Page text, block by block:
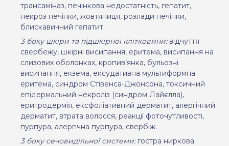
трансаміназ, печінкова недостатність, гепатит,
некроз печінки, жовтяниця, розлади печінки,
блискавичний гепатит.
3 боку шкіри та підшкірної клітковини: відчуття
свербежу, шкірні висипання, еритема, висипання на
слизових оболонках, кропив’янка, бульозні
висипання, екзема, ексудативна мультиформна
еритема, синдром Стівенса-Джонсона, токсичний
епідермальний некроліз (синдром Лайєлла),
еритродермія, ексфоліативний дерматит, алергічний
дерматит, втрата волосся, реакції фоточутливості,
пурпура, алергічна пурпура, свербіж.
3 боку сечовидільної системи: гостра ниркова